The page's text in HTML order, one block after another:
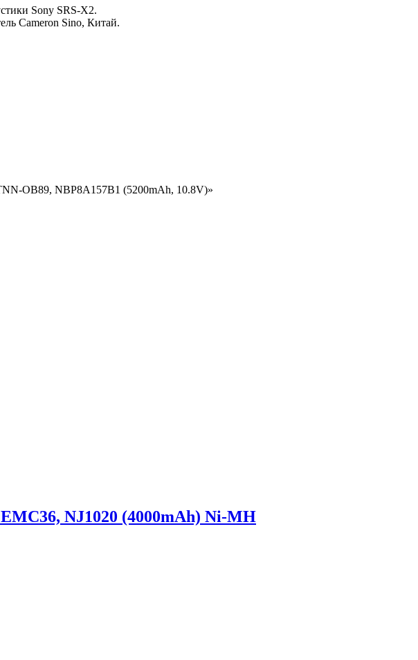
Sony SRS-X2.
Cameron Sino, Китай.
OB89, NBP8A157B1 (5200mAh, 10.8V)»
NJ1020 (4000mAh) Ni-MH